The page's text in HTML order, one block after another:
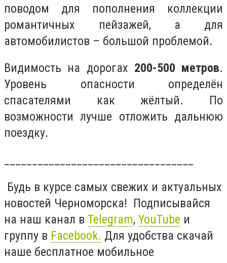
поводом для пополнения коллекции
романтичных пейзажей, а для
автомобилистов – большой проблемой.
Видимость на дорогах 200-500 метров.
Уровень опасности определён
спасателями как жёлтый. По
возможности лучше отложить дальнюю
поездку.
Будь в курсе самых свежих и актуальных
новостей Черноморска! Подписывайся
на наш канал в Telegram, YouTube и
группу в Facebook. Для удобства скачай
наше бесплатное мобильное